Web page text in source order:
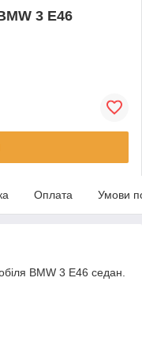
3 E46
Оплата Умови
BMW 3 E46 седан.